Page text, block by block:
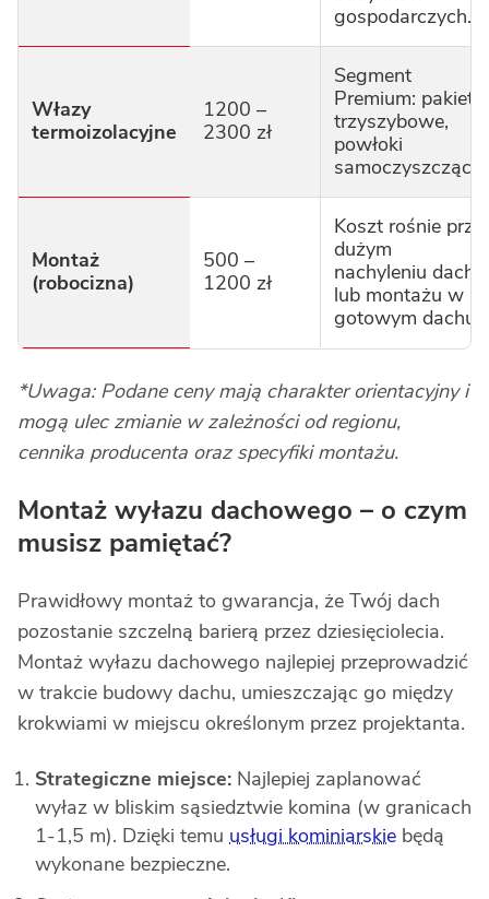
gospodarczych.
Włazy
termoizolacyjne
1200 –
2300 zł
Segment
Premium: pakiety
trzyszybowe,
powłoki
samoczyszczące.
Montaż
(robocizna)
500 –
1200 zł
Koszt rośnie przy
dużym
nachyleniu dachu
lub montażu w
gotowym dachu.
*Uwaga: Podane ceny mają charakter orientacyjny i
mogą ulec zmianie w zależności od regionu,
cennika producenta oraz specyfiki montażu.
Montaż wyłazu dachowego – o czym
musisz pamiętać?
Prawidłowy montaż to gwarancja, że Twój dach
pozostanie szczelną barierą przez dziesięciolecia.
Montaż wyłazu dachowego najlepiej przeprowadzić
w trakcie budowy dachu, umieszczając go między
krokwiami w miejscu określonym przez projektanta.
Strategiczne miejsce: Najlepiej zaplanować
wyłaz w bliskim sąsiedztwie komina (w granicach
1-1,5 m). Dzięki temu usługi kominiarskie będą
wykonane bezpieczne.